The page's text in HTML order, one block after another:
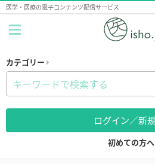
医学・医療の電子コンテンツ配信サービス
カテゴリー
ログイン／新
初めての方へ